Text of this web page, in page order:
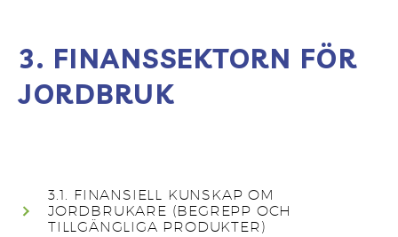
3. FINANSSEKTORN FÖR
JORDBRUK
3.1. FINANSIELL KUNSKAP OM
JORDBRUKARE (BEGREPP OCH
TILLGÄNGLIGA PRODUKTER)